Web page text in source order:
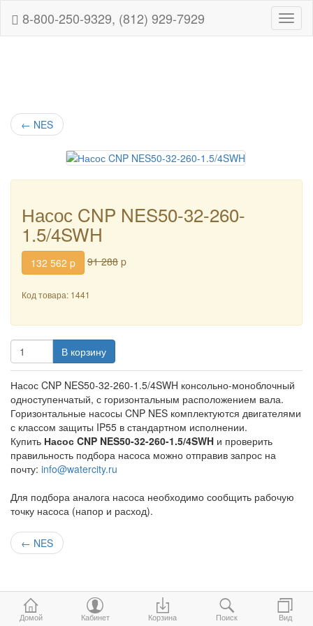
8-800-250-9329, (812) 929-7929
← NES
Насос CNP NES50-32-260-
1.5/4SWH
132 562 p 91 288 p
Код товара: 1441
В корзину
Насос CNP NES50-32-260-1.5/4SWH консольно-моноблочный
одноступенчатый, с горизонтальным расположением вала.
Горизонтальные насосы CNP NES комплектуются двигателями
с классом защиты IP55 в стандартном исполнении.
Купить Насос CNP NES50-32-260-1.5/4SWH и проверить
правильность подбора насоса можно отправив запрос на
почту: info@watercity.ru
Для подбора аналога насоса необходимо сообщить рабочую
точку насоса (напор и расход).
← NES
Домой Кабинет Корзина Поиск Вид